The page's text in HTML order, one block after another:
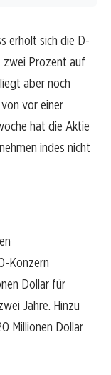
erholt sich die D-
zwei Prozent auf
aber noch
vor einer
hat die Aktie
indes nicht
Konzern
Dollar für
Jahre. Hinzu
Millionen Dollar